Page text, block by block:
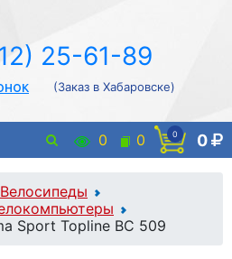
25-61-89
(Заказ в Хабаровске)
0 0 0 0
Велосипеды
Sport Topline BC 509